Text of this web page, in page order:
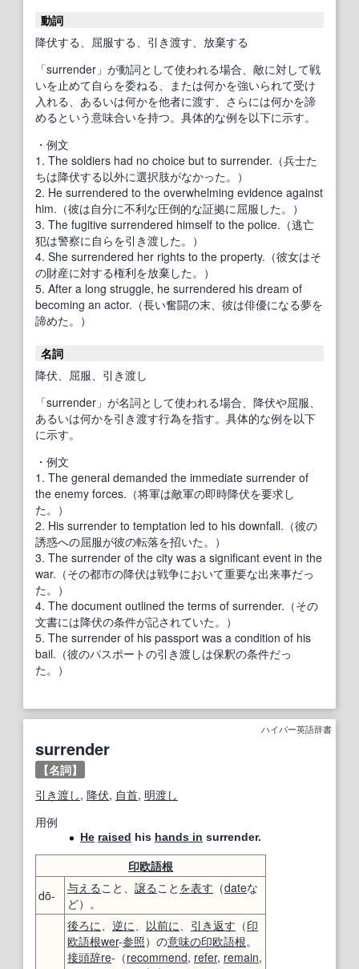
動詞
降伏する、屈服する、引き渡す、放棄する
「surrender」が動詞として使われる場合、敵に対して戦
いを止めて自らを委ねる、または何かを強いられて受け
入れる、あるいは何かを他者に渡す、さらには何かを諦
めるという意味合いを持つ。具体的な例を以下に示す。
・例文
1. The soldiers had no choice but to surrender.（兵士た
ちは降伏する以外に選択肢がなかった。）
2. He surrendered to the overwhelming evidence against
him.（彼は自分に不利な圧倒的な証拠に屈服した。）
3. The fugitive surrendered himself to the police.（逃亡
犯は警察に自らを引き渡した。）
4. She surrendered her rights to the property.（彼女はそ
の財産に対する権利を放棄した。）
5. After a long struggle, he surrendered his dream of
becoming an actor.（長い奮闘の末、彼は俳優になる夢を
諦めた。）
名詞
降伏、屈服、引き渡し
「surrender」が名詞として使われる場合、降伏や屈服、
あるいは何かを引き渡す行為を指す。具体的な例を以下
に示す。
・例文
1. The general demanded the immediate surrender of
the enemy forces.（将軍は敵軍の即時降伏を要求し
た。）
2. His surrender to temptation led to his downfall.（彼の
誘惑への屈服が彼の転落を招いた。）
3. The surrender of the city was a significant event in the
war.（その都市の降伏は戦争において重要な出来事だっ
た。）
4. The document outlined the terms of surrender.（その
文書には降伏の条件が記されていた。）
5. The surrender of his passport was a condition of his
bail.（彼のパスポートの引き渡しは保釈の条件だっ
た。）
ハイパー英語辞書
surrender
【名詞】
引き渡し, 降伏, 自首, 明渡し
用例
He raised his hands in surrender.
印欧語根
dō-
与えること、 譲ること を表す （dateな
ど）。
後ろに、 逆に、 以前に、 引き返す （印
欧語根wer-参照）の意味の印欧語根。
接頭辞re-（recommend, refer, remain,